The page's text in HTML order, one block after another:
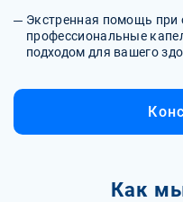
Экстренная помощь при
профессиональные
подходом для вашего
Как